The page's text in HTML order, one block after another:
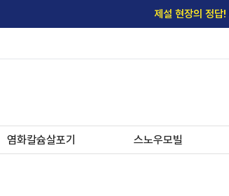
제설 현장의 정답!
염화칼슘살포기 스노우모빌